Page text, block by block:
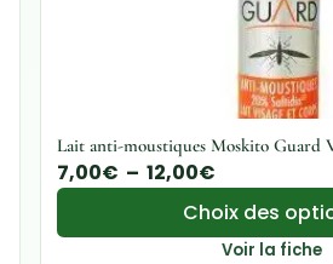
Lait anti-moustiques Moskito Guard
7,00€ – 12,00€
Choix des
Voir la fiche